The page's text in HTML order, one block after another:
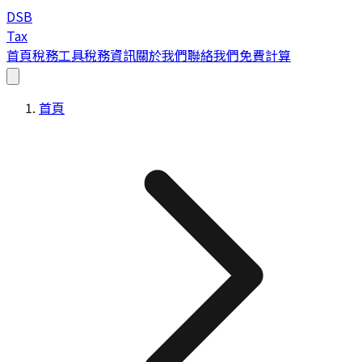
DSB
Tax
首頁稅務工具稅務資訊關於我們聯絡我們免費計算
首頁